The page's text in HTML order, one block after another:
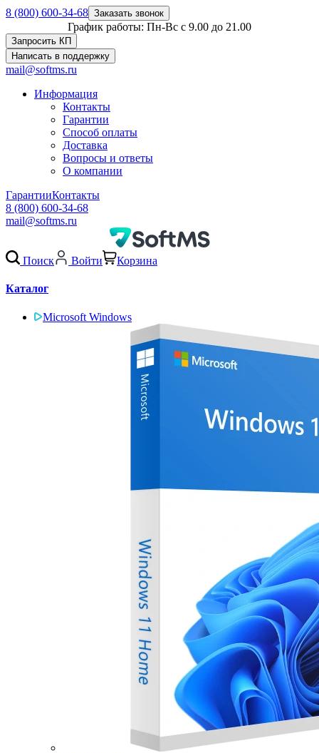
8 (800) 600-34-68 Заказать звонок
График работы: Пн-Вс с 9.00 до 21.00
Запросить КП
Написать в поддержку
mail@softms.ru
Информация
Контакты
Гарантии
Способ оплаты
Доставка
Вопросы и ответы
О компании
ГарантииКонтакты
8 (800) 600-34-68
mail@softms.ru
Поиск Войти Корзина
Каталог
Microsoft Windows